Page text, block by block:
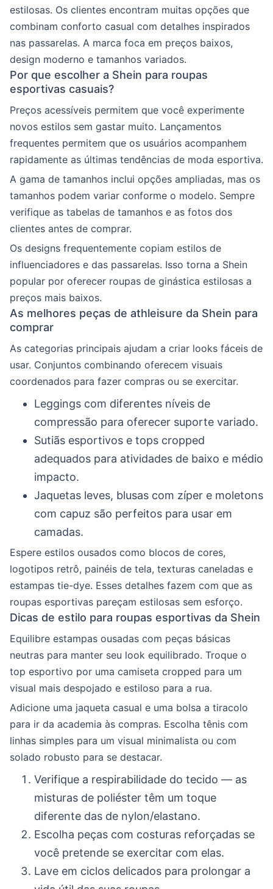
estilosas. Os clientes encontram muitas opções que
combinam conforto casual com detalhes inspirados
nas passarelas. A marca foca em preços baixos,
design moderno e tamanhos variados.
Por que escolher a Shein para roupas
esportivas casuais?
Preços acessíveis permitem que você experimente
novos estilos sem gastar muito. Lançamentos
frequentes permitem que os usuários acompanhem
rapidamente as últimas tendências de moda esportiva.
A gama de tamanhos inclui opções ampliadas, mas os
tamanhos podem variar conforme o modelo. Sempre
verifique as tabelas de tamanhos e as fotos dos
clientes antes de comprar.
Os designs frequentemente copiam estilos de
influenciadores e das passarelas. Isso torna a Shein
popular por oferecer roupas de ginástica estilosas a
preços mais baixos.
As melhores peças de athleisure da Shein para
comprar
As categorias principais ajudam a criar looks fáceis de
usar. Conjuntos combinando oferecem visuais
coordenados para fazer compras ou se exercitar.
Leggings com diferentes níveis de
compressão para oferecer suporte variado.
Sutiãs esportivos e tops cropped
adequados para atividades de baixo e médio
impacto.
Jaquetas leves, blusas com zíper e moletons
com capuz são perfeitos para usar em
camadas.
Espere estilos ousados como blocos de cores,
logotipos retrô, painéis de tela, texturas caneladas e
estampas tie-dye. Esses detalhes fazem com que as
roupas esportivas pareçam estilosas sem esforço.
Dicas de estilo para roupas esportivas da Shein
Equilibre estampas ousadas com peças básicas
neutras para manter seu look equilibrado. Troque o
top esportivo por uma camiseta cropped para um
visual mais despojado e estiloso para a rua.
Adicione uma jaqueta casual e uma bolsa a tiracolo
para ir da academia às compras. Escolha tênis com
linhas simples para um visual minimalista ou com
solado robusto para se destacar.
Verifique a respirabilidade do tecido — as
misturas de poliéster têm um toque
diferente das de nylon/elastano.
Escolha peças com costuras reforçadas se
você pretende se exercitar com elas.
Lave em ciclos delicados para prolongar a